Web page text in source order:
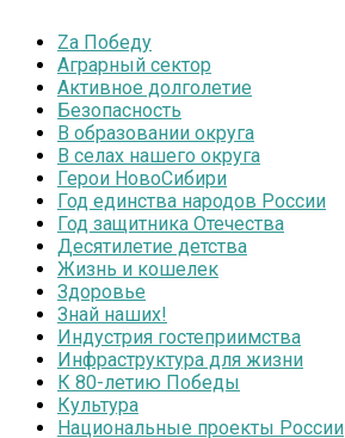
Zа Победу
Аграрный сектор
Активное долголетие
Безопасность
В образовании округа
В селах нашего округа
Герои НовоСибири
Год единства народов России
Год защитника Отечества
Десятилетие детства
Жизнь и кошелек
Здоровье
Знай наших!
Индустрия гостеприимства
Инфраструктура для жизни
К 80-летию Победы
Культура
Национальные проекты России